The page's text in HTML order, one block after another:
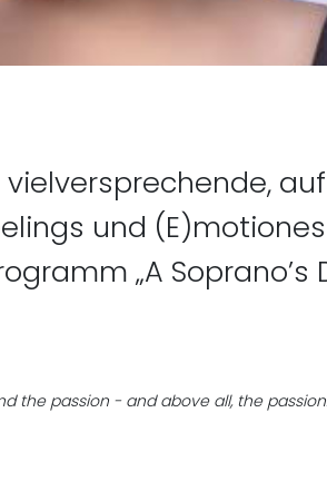
und
„A Soprano’s
the passion - and above all, the